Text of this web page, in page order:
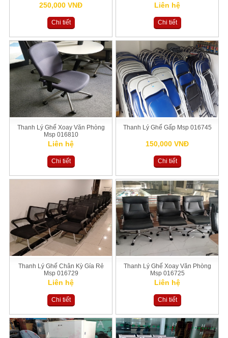
250,000 VNĐ
Chi tiết
Liên hệ
Chi tiết
Thanh Lý Ghế Xoay Văn Phòng
Msp 016810
Liên hệ
Chi tiết
Thanh Lý Ghế Gấp Msp 016745
150,000 VNĐ
Chi tiết
Thanh Lý Ghế Chân Kỳ Gía Rẻ
Msp 016729
Liên hệ
Chi tiết
Thanh Lý Ghế Xoay Văn Phòng
Msp 016725
Liên hệ
Chi tiết